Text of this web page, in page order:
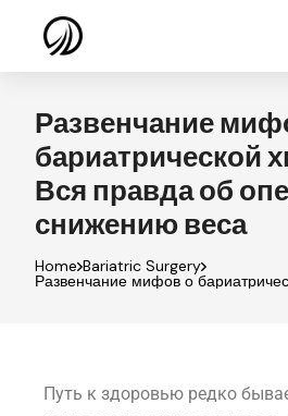
Развенчание
бариатрической
Вся правда об
снижению веса
Home Bariatric Surgery
Развенчание мифов о
Путь к здоровью редко